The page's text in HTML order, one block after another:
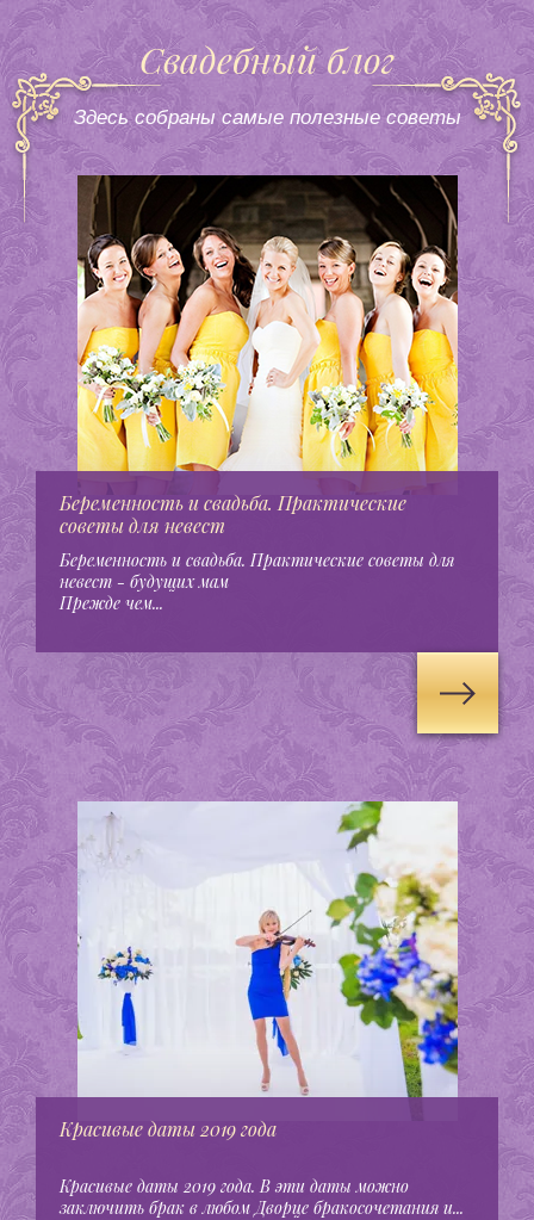
Свадебный блог
Здесь собраны самые полезные советы
Беременность и свадьба. Практические
советы для невест
Беременность и свадьба. Практические советы для
невест - будущих мам
Прежде чем...
Красивые даты 2019 года
Красивые даты 2019 года. В эти даты можно
заключить брак в любом Дворце бракосочетания и...